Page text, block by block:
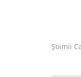
Șoimii